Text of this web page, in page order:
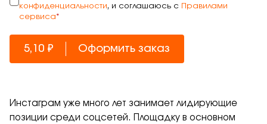
конфиденциальности, и соглашаюсь с Правилами
сервиса*
5,10 ₽ Оформить заказ
Инстаграм уже много лет занимает лидирующие
позиции среди соцсетей. Площадку в основном